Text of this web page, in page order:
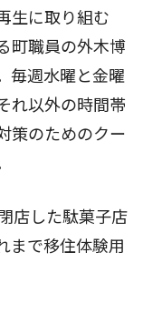
生に取り組む
町職員の外木博
毎週水曜と金曜
れ以外の時間帯
策のためのクー
店した駄菓子店
まで移住体験用